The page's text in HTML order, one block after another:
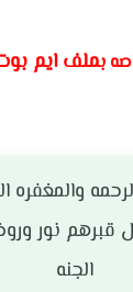
ب
والمغفره
قبرهم نور
الجنه